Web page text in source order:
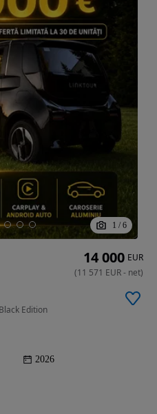
1 / 6
Edition
2026
14 000 EUR
(11 571 EUR- net)